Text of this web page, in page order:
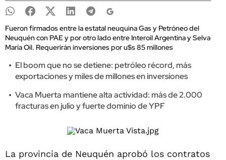
Fueron firmados entre la estatal neuquina Gas y Petróneo del
Neuquén con PAE y por otro lado entre Interoil Argentina y Selva
María Oil. Requerirán inversiones por u$s 85 millones
El boom que no se detiene: petróleo récord, más
exportaciones y miles de millones en inversiones
Vaca Muerta mantiene alta actividad: más de 2.000
fracturas en julio y fuerte dominio de YPF
La provincia de Neuquén aprobó los contratos